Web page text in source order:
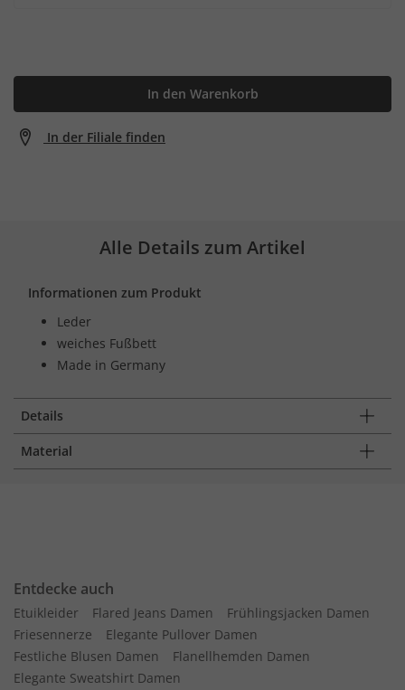
In den Warenkorb
In der Filiale finden
Alle Details zum Artikel
Informationen zum Produkt
Leder
weiches Fußbett
Made in Germany
Details
Material
Entdecke auch
Etuikleider Flared Jeans Damen
Frühlingsjacken Damen
Friesennerze
Elegante Pullover Damen
Festliche Blusen Damen
Flanellhemden Damen
Elegante Sweatshirt Damen